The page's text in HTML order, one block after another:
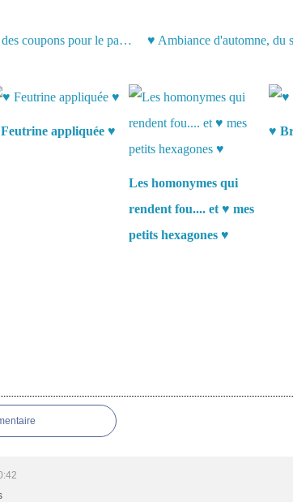
♥ Dimensions/appellations des coupons pour le patchwork ♥
appliquée ♥
Les homonymes qui
rendent fou.... et ♥ mes
petits hexagones ♥
♥